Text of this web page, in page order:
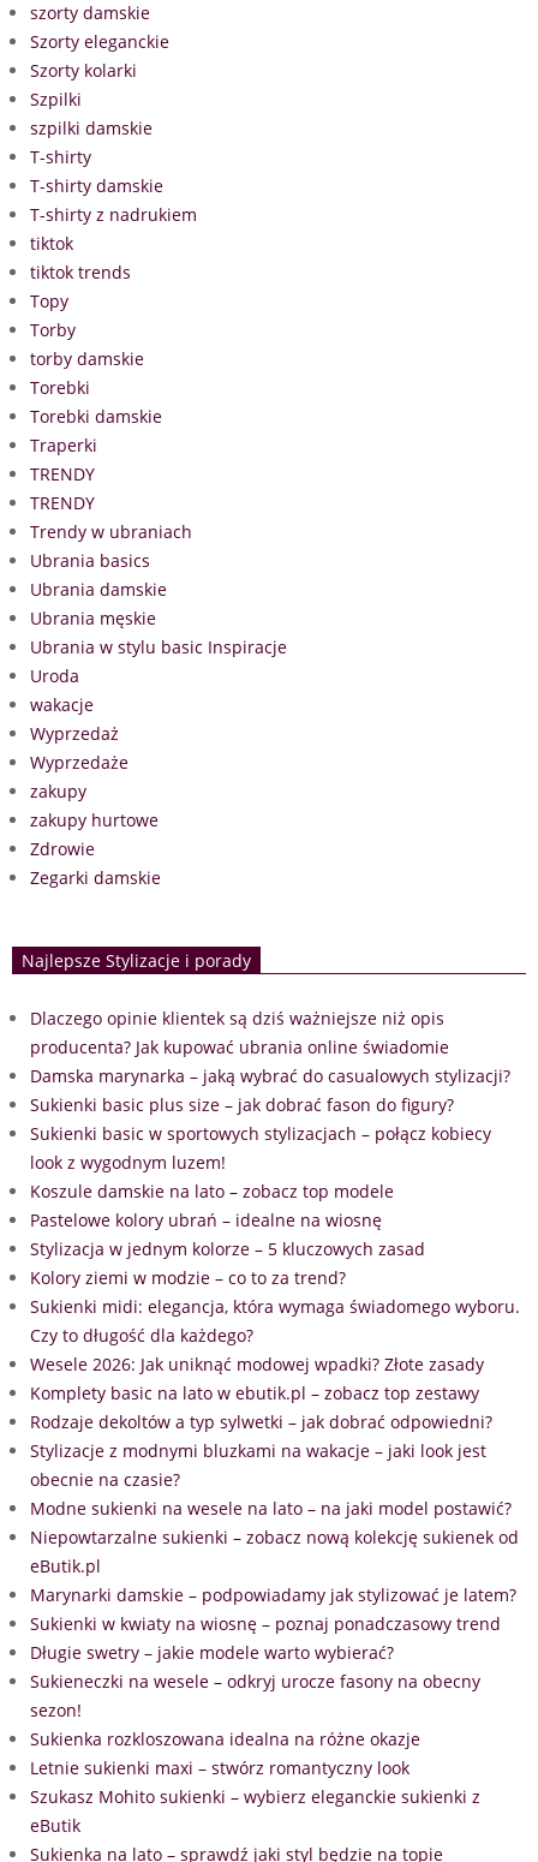
szorty damskie
Szorty eleganckie
Szorty kolarki
Szpilki
szpilki damskie
T-shirty
T-shirty damskie
T-shirty z nadrukiem
tiktok
tiktok trends
Topy
Torby
torby damskie
Torebki
Torebki damskie
Traperki
TRENDY
TRENDY
Trendy w ubraniach
Ubrania basics
Ubrania damskie
Ubrania męskie
Ubrania w stylu basic Inspiracje
Uroda
wakacje
Wyprzedaż
Wyprzedaże
zakupy
zakupy hurtowe
Zdrowie
Zegarki damskie
Najlepsze Stylizacje i porady
Dlaczego opinie klientek są dziś ważniejsze niż opis
producenta? Jak kupować ubrania online świadomie
Damska marynarka – jaką wybrać do casualowych stylizacji?
Sukienki basic plus size – jak dobrać fason do figury?
Sukienki basic w sportowych stylizacjach – połącz kobiecy
look z wygodnym luzem!
Koszule damskie na lato – zobacz top modele
Pastelowe kolory ubrań – idealne na wiosnę
Stylizacja w jednym kolorze – 5 kluczowych zasad
Kolory ziemi w modzie – co to za trend?
Sukienki midi: elegancja, która wymaga świadomego wyboru.
Czy to długość dla każdego?
Wesele 2026: Jak uniknąć modowej wpadki? Złote zasady
Komplety basic na lato w ebutik.pl – zobacz top zestawy
Rodzaje dekoltów a typ sylwetki – jak dobrać odpowiedni?
Stylizacje z modnymi bluzkami na wakacje – jaki look jest
obecnie na czasie?
Modne sukienki na wesele na lato – na jaki model postawić?
Niepowtarzalne sukienki – zobacz nową kolekcję sukienek od
eButik.pl
Marynarki damskie – podpowiadamy jak stylizować je latem?
Sukienki w kwiaty na wiosnę – poznaj ponadczasowy trend
Długie swetry – jakie modele warto wybierać?
Sukieneczki na wesele – odkryj urocze fasony na obecny
sezon!
Sukienka rozkloszowana idealna na różne okazje
Letnie sukienki maxi – stwórz romantyczny look
Szukasz Mohito sukienki – wybierz eleganckie sukienki z
eButik
Sukienka na lato – sprawdź jaki styl będzie na topie